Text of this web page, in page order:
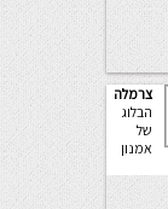
צרמלה
הבלוג
של
אמנון